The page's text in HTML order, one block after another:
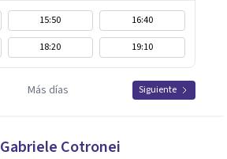
15:50
16:40
18:20 19:10
Más días Siguiente
Gabriele Cotronei